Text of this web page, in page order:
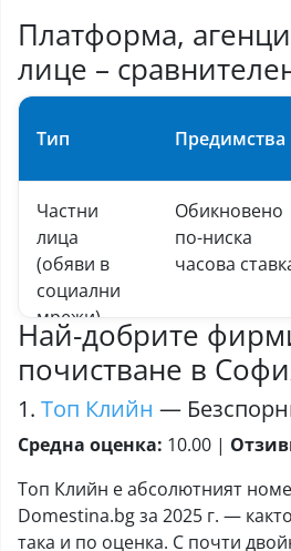
Платформа,
лице –
Тип Предимства
Частни
лица
(обяви в
социални
мрежи)
Обикновено
по-ниска
часова
Класически
агенции за
почистване
Носят
собствено
оборудване,
Най-добрите
почистване в
1. Топ Клийн —
Средна оценка: 10.00 |
Топ Клийн е абсолютният
Domestina.bg за 2025 г. —
така и по оценка. С почти